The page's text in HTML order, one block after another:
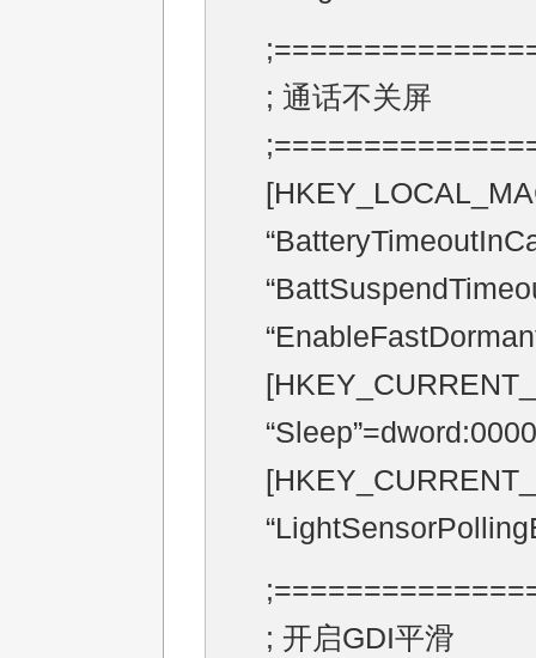
; 通话不关屏
; 开启GDI平滑